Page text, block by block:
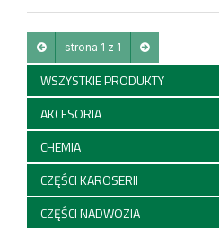
strona 1 z 1
WSZYSTKIE PRODUKTY
AKCESORIA
CHEMIA
CZĘŚCI KAROSERII
CZĘŚCI NADWOZIA